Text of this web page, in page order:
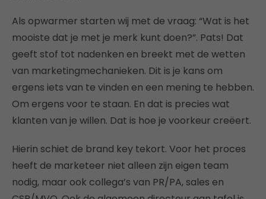
Als opwarmer starten wij met de vraag: “Wat is het
mooiste dat je met je merk kunt doen?”. Pats! Dat
geeft stof tot nadenken en breekt met de wetten
van marketingmechanieken. Dit is je kans om
ergens iets van te vinden en een mening te hebben.
Om ergens voor te staan. En dat is precies wat
klanten van je willen. Dat is hoe je voorkeur creëert.
Hierin schiet de brand key tekort. Voor het proces
heeft de marketeer niet alleen zijn eigen team
nodig, maar ook collega’s van PR/PA, sales en